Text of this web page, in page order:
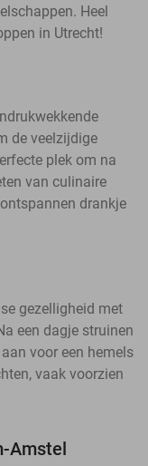
Heel
in Utrecht!
de veelzijdige
plek om na
van culinaire
drankje
gezelligheid met
een dagje struinen
voor een hemels
vaak voorzien
Amstel